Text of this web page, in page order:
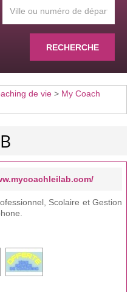
RECHERCHE
de vie > My Coach
Scolaire et Gestion